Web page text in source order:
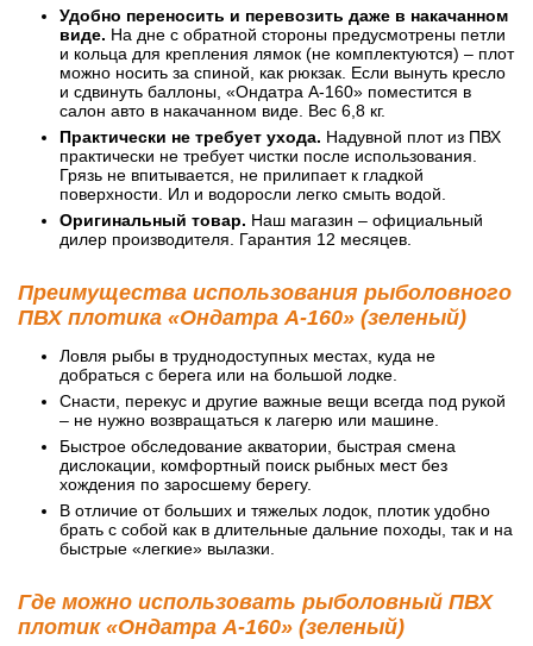
Удобно переносить и перевозить даже в накачанном
виде. На дне с обратной стороны предусмотрены петли
и кольца для крепления лямок (не комплектуются) – плот
можно носить за спиной, как рюкзак. Если вынуть кресло
и сдвинуть баллоны, «Ондатра А-160» поместится в
салон авто в накачанном виде. Вес 6,8 кг.
Практически не требует ухода. Надувной плот из ПВХ
практически не требует чистки после использования.
Грязь не впитывается, не прилипает к гладкой
поверхности. Ил и водоросли легко смыть водой.
Оригинальный товар. Наш магазин – официальный
дилер производителя. Гарантия 12 месяцев.
Преимущества использования рыболовного
ПВХ плотика «Ондатра А-160» (зеленый)
Ловля рыбы в труднодоступных местах, куда не
добраться с берега или на большой лодке.
Снасти, перекус и другие важные вещи всегда под рукой
– не нужно возвращаться к лагерю или машине.
Быстрое обследование акватории, быстрая смена
дислокации, комфортный поиск рыбных мест без
хождения по заросшему берегу.
В отличие от больших и тяжелых лодок, плотик удобно
брать с собой как в длительные дальние походы, так и на
быстрые «легкие» вылазки.
Где можно использовать рыболовный ПВХ
плотик «Ондатра А-160» (зеленый)